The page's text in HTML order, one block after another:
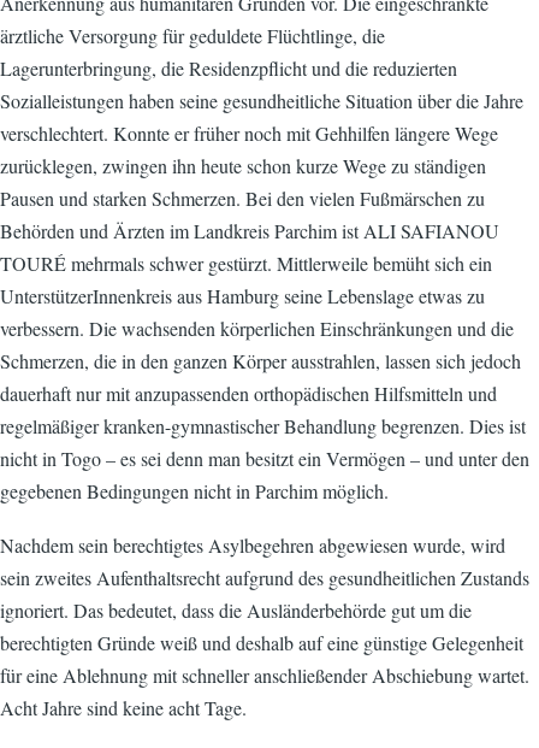
ärztliche Versorgung für geduldete Flüchtlinge, die
Lagerunterbringung, die Residenzpflicht und die reduzierten
Sozialleistungen haben seine gesundheitliche Situation über die Jahre
verschlechtert. Konnte er früher noch mit Gehhilfen längere Wege
zurücklegen, zwingen ihn heute schon kurze Wege zu ständigen
Pausen und starken Schmerzen. Bei den vielen Fußmärschen zu
Behörden und Ärzten im Landkreis Parchim ist ALI SAFIANOU
TOURÉ mehrmals schwer gestürzt. Mittlerweile bemüht sich ein
UnterstützerInnenkreis aus Hamburg seine Lebenslage etwas zu
verbessern. Die wachsenden körperlichen Einschränkungen und die
Schmerzen, die in den ganzen Körper ausstrahlen, lassen sich jedoch
dauerhaft nur mit anzupassenden orthopädischen Hilfsmitteln und
regelmäßiger kranken-gymnastischer Behandlung begrenzen. Dies ist
nicht in Togo – es sei denn man besitzt ein Vermögen – und unter den
gegebenen Bedingungen nicht in Parchim möglich.
Nachdem sein berechtigtes Asylbegehren abgewiesen wurde, wird
sein zweites Aufenthaltsrecht aufgrund des gesundheitlichen Zustands
ignoriert. Das bedeutet, dass die Ausländerbehörde gut um die
berechtigten Gründe weiß und deshalb auf eine günstige Gelegenheit
für eine Ablehnung mit schneller anschließender Abschiebung wartet.
Acht Jahre sind keine acht Tage.